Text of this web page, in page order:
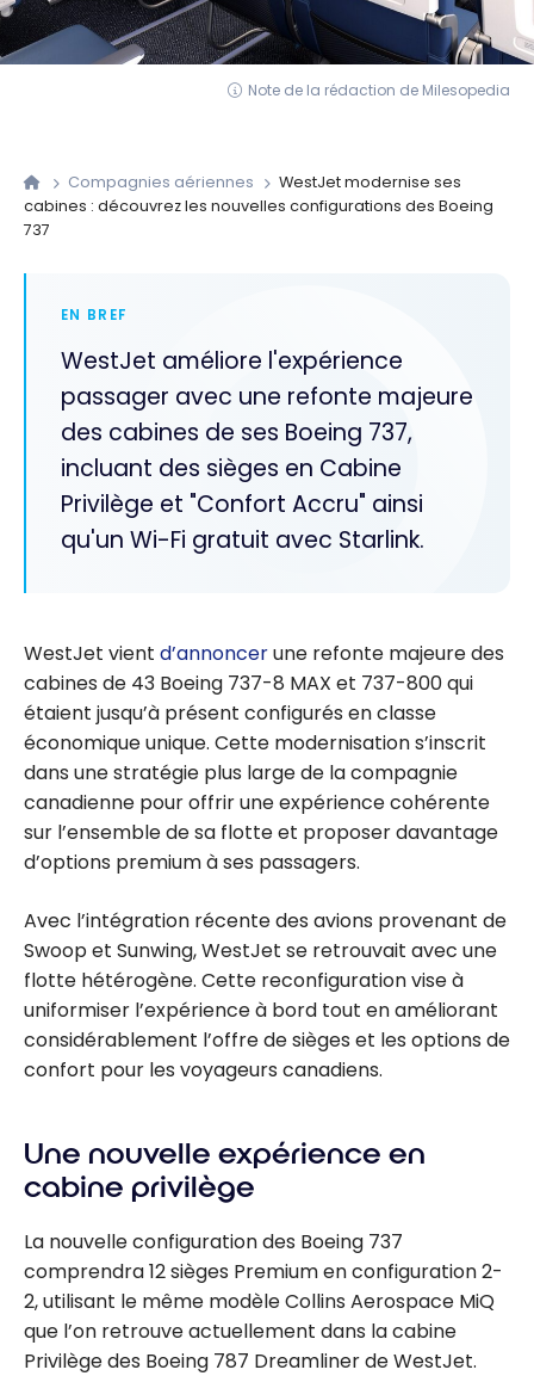
Note de la rédaction de Milesopedia
Compagnies aériennes
WestJet modernise ses
cabines : découvrez les nouvelles configurations des Boeing
737
EN BREF
WestJet améliore l'expérience
passager avec une refonte majeure
des cabines de ses Boeing 737,
incluant des sièges en Cabine
Privilège et "Confort Accru" ainsi
qu'un Wi-Fi gratuit avec Starlink.
WestJet vient d’annoncerune refonte majeure des
cabines de 43 Boeing 737-8 MAX et 737-800 qui
étaient jusqu’à présent configurés en classe
économique unique. Cette modernisation s’inscrit
dans une stratégie plus large de la compagnie
canadienne pour offrir une expérience cohérente
sur l’ensemble de sa flotte et proposer davantage
d’options premium à ses passagers.
Avec l’intégration récente des avions provenant de
Swoop et Sunwing, WestJet se retrouvait avec une
flotte hétérogène. Cette reconfiguration vise à
uniformiser l’expérience à bord tout en améliorant
considérablement l’offre de sièges et les options de
confort pour les voyageurs canadiens.
Une nouvelle expérience en
cabine privilège
La nouvelle configuration des Boeing 737
comprendra 12 sièges Premium en configuration 2-
2, utilisant le même modèle Collins Aerospace MiQ
que l’on retrouve actuellement dans la cabine
Privilège des Boeing 787 Dreamliner de WestJet.